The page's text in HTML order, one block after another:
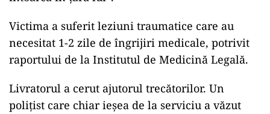
Victima a suferit leziuni traumatice care au
necesitat 1-2 zile de îngrijiri medicale, potrivit
raportului de la Institutul de Medicină Legală.
Livratorul a cerut ajutorul trecătorilor. Un
polițist care chiar ieșea de la serviciu a văzut